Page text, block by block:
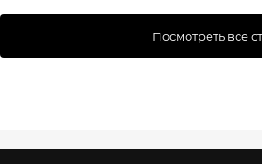
Посмотреть все